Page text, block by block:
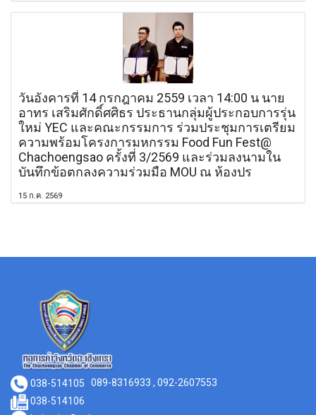
วันอังคารที่ 14 กรกฎาคม 2559 เวลา 14:00 น นาย
อาทร เสริมศักดิ์ศศิธร ประธานกลุ่มผู้ประกอบการรุ่น
ใหม่ YEC และคณะกรรมการ ร่วมประชุมการเตรียม
ความพร้อมโครงการมหกรรม Food Fun Fest@
Chachoengsao ครั้งที่ 3/2569 และร่วมลงนามใน
บันทึกข้อตกลงความร่วมมือ MOU ณ ห้องปร
15 ก.ค. 2569
038-514105 089-8316933 , 092-2607553
038-514106